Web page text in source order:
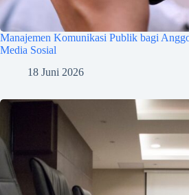
Manajemen Komunikasi Publik bagi
Media Sosial
18 Juni 2026